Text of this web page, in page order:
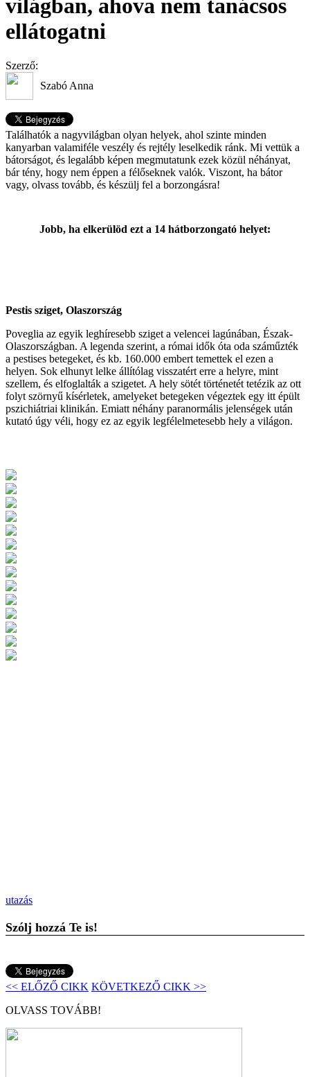
világban, ahova nem tanácsos
ellátogatni
Szerző:
Szabó Anna
Találhatók a nagyvilágban olyan helyek, ahol szinte minden
kanyarban valamiféle veszély és rejtély leselkedik ránk. Mi vettük a
bátorságot, és legalább képen megmutatunk ezek közül néhányat,
bár tény, hogy nem éppen a félőseknek valók. Viszont, ha bátor
vagy, olvass tovább, és készülj fel a borzongásra!
Jobb, ha elkerülöd ezt a 14 hátborzongató helyet:
Pestis sziget, Olaszország
Poveglia az egyik leghíresebb sziget a velencei lagúnában, Észak-
Olaszországban. A legenda szerint, a római idők óta oda száműzték
a pestises betegeket, és kb. 160.000 embert temettek el ezen a
helyen. Sok elhunyt lelke állítólag visszatért erre a helyre, mint
szellem, és elfoglalták a szigetet. A hely sötét történetét tetézik az ott
folyt szörnyű kísérletek, amelyeket betegeken végeztek egy itt épült
pszichiátriai klinikán. Emiatt néhány paranormális jelenségek után
kutató úgy véli, hogy ez az egyik legfélelmetesebb hely a világon.
utazás
Szólj hozzá Te is!
<< ELŐZŐ CIKK KÖVETKEZŐ CIKK >>
OLVASS TOVÁBB!